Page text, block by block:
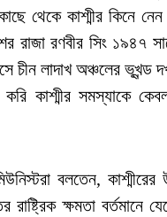
থেকে কাশ্মীর কিনে
রাজা রণবীর সিং ১৯৪৭
চীন লাদাখ অঞ্চলের ভূখন্ড
কাশ্মীর সমস্যাকে
বলতেন, কাশ্মীরের
ক্ষমতা বর্তমানে